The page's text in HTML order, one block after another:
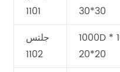
1101
30*30
جلتس
1102
1000D *
20*20